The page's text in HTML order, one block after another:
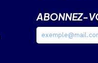
ABONNEZ-